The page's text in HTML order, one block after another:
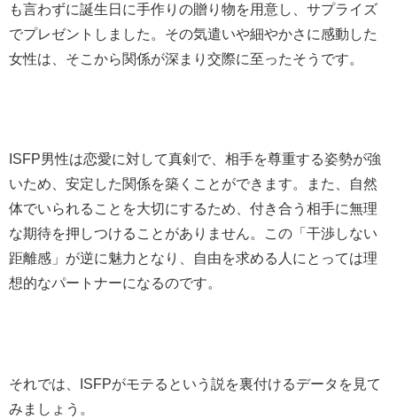
も言わずに誕生日に手作りの贈り物を用意し、サプライズ
でプレゼントしました。その気遣いや細やかさに感動した
女性は、そこから関係が深まり交際に至ったそうです。
ISFP男性は恋愛に対して真剣で、相手を尊重する姿勢が強
いため、安定した関係を築くことができます。また、自然
体でいられることを大切にするため、付き合う相手に無理
な期待を押しつけることがありません。この「干渉しない
距離感」が逆に魅力となり、自由を求める人にとっては理
想的なパートナーになるのです。
それでは、ISFPがモテるという説を裏付けるデータを見て
みましょう。